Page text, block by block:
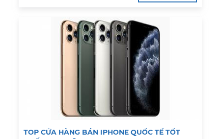
TOP CỬA HÀNG BÁN IPHONE QUỐC TẾ TỐT